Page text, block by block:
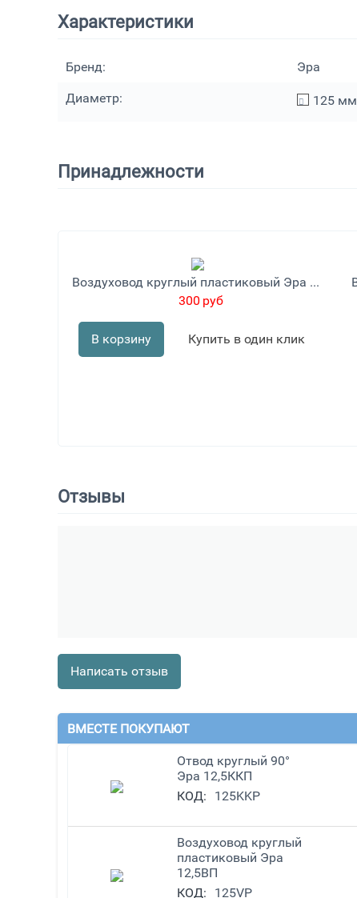
Характеристики
Бренд: Эра
Диаметр: 125 мм
Принадлежности
Воздуховод круглый пластиковый Эра 12,5ВП
300 руб
В корзину Купить в один клик
Отзывы
Написать отзыв
ВМЕСТЕ ПОКУПАЮТ
Отвод круглый 90°
Эра 12,5ККП
КОД:
125KKP
Воздуховод круглый
пластиковый Эра
12,5ВП
КОД:
125VP